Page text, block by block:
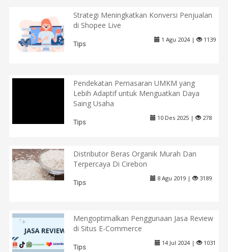
Strategi Meningkatkan Konversi Penjualan
di Shopee Live
Tips
1 Agu 2024 | 1139
Pendekatan Pemasaran UMKM yang
Lebih Adaptif untuk Menguatkan Daya
Saing Usaha
Tips
10 Des 2025 | 278
Distributor Beras Organik Murah Dan
Terpercaya Di Cirebon
Tips
8 Agu 2019 | 3189
Mengoptimalkan Penggunaan Jasa Review
di Situs E-Commerce
Tips
14 Jul 2024 | 1031